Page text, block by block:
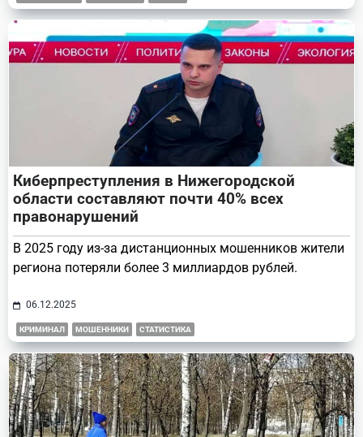
Киберпреступления в Нижегородской
области составляют почти 40% всех
правонарушений
В 2025 году из-за дистанционных мошенников жители
региона потеряли более 3 миллиардов рублей.
06.12.2025
КРИМИНАЛ МОШЕННИКИ СТАТИСТИКА